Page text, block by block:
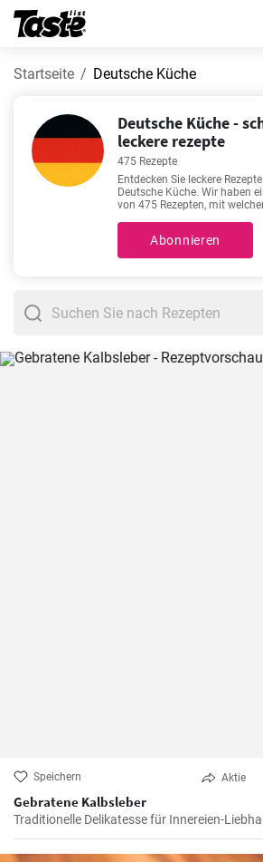
Startseite Deutsche Küche
Deutsche Küche -
leckere rezepte
475 Rezepte
Entdecken Sie leckere
Deutsche Küche. Wir haben
von 475 Rezepten, mit
vom Schwierigkeitsgrad des
Omas fluffige Waffeln,Bester
Ihnen bestimmt gefallen!
Abonnieren
Speichern Aktie
Gebratene Kalbsleber
Traditionelle Delikatesse für Innereien-